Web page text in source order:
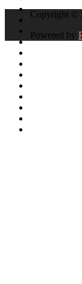
Copyright ©
Powered by